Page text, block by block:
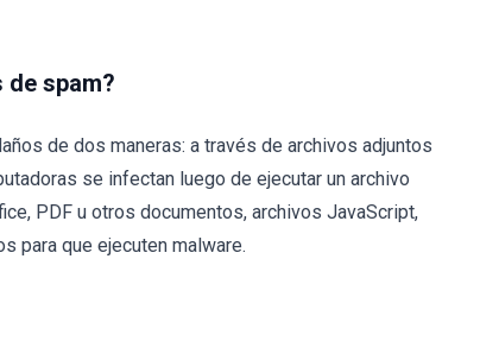
spam?
de dos maneras: a través de archivos adjuntos
se infectan luego de ejecutar un archivo
PDF u otros documentos, archivos JavaScript,
para que ejecuten malware.